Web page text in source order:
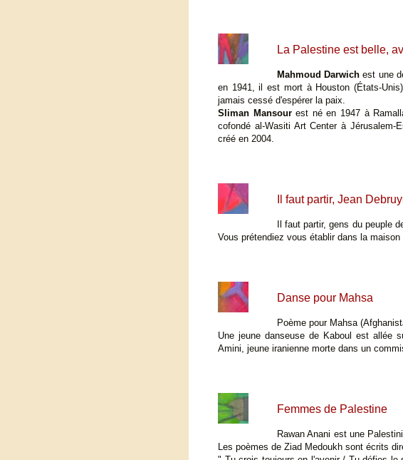
La Palestine est belle,
Mahmoud Darwich est une
en 1941, il est mort à Houston (États-
jamais cessé d'espérer la paix.
Sliman Mansourest né en 1947 à
cofondé al-Wasiti Art Center à
créé en 2004.
Il faut partir, Jean
Il faut partir, gens du peuple
Vous prétendiez vous établir dans la
Danse pour Mahsa
Poème pour Mahsa
Une jeune danseuse de Kaboul est allée
Amini, jeune iranienne morte dans un
Femmes de Palestine
Rawan Anani est une
Les poèmes de Ziad Medoukh sont écrits